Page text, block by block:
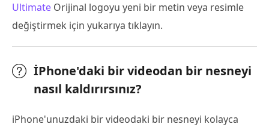
Ultimate Orijinal logoyu yeni bir metin veya resimle
değiştirmek için yukarıya tıklayın.
İPhone'daki bir videodan bir nesneyi
nasıl kaldırırsınız?
iPhone'unuzdaki bir videodaki bir nesneyi kolayca